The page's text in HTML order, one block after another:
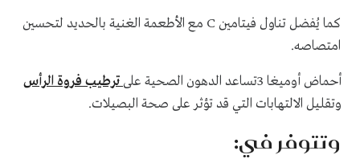
كما يُفضل تناول فيتامين C مع الأطعمة الغنية بالحديد لتحسين
امتصاصه.
أحماض أوميغا 3تساعد الدهون الصحية على
ترطيب فروة الرأس
وتقليل الالتهابات التي قد تؤثر على صحة البصيلات.
وتتوفر في: